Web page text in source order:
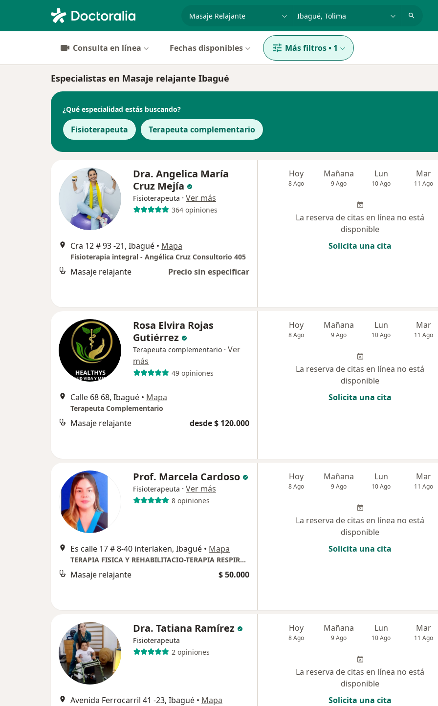
especialidad, enfermedad o nombre
p. ej. Bogotá
Consulta en línea Fechas disponibles Más filtros• 1
Especialistas en Masaje relajante Ibagué
¿Qué especialidad estás buscando?
Fisioterapeuta Terapeuta complementario
Dra. Angelica María
Cruz Mejía
Fisioterapeuta · Ver más
364 opiniones
Cra 12 # 93 -21, Ibagué • Mapa
Fisioterapia integral - Angélica Cruz Consultorio 405
Masaje relajante Precio sin especificar
Hoy
8 Ago
Mañana
9 Ago
Lun
10 Ago
Mar
11 Ago
La reserva de citas en línea no está
disponible
Solicita una cita
Rosa Elvira Rojas
Gutiérrez
Terapeuta complementario · Ver
más
49 opiniones
Calle 68 68, Ibagué • Mapa
Terapeuta Complementario
Masaje relajante desde $ 120.000
Hoy
8 Ago
Mañana
9 Ago
Lun
10 Ago
Mar
11 Ago
La reserva de citas en línea no está
disponible
Solicita una cita
Prof. Marcela Cardoso
Fisioterapeuta · Ver más
8 opiniones
Es calle 17 # 8-40 interlaken, Ibagué • Mapa
TERAPIA FISICA Y REHABILITACIO-TERAPIA RESPIRATORIA
Masaje relajante $ 50.000
Hoy
8 Ago
Mañana
9 Ago
Lun
10 Ago
Mar
11 Ago
La reserva de citas en línea no está
disponible
Solicita una cita
Dra. Tatiana Ramírez
Fisioterapeuta
2 opiniones
Avenida Ferrocarril 41 -23, Ibagué • Mapa
Hoy
8 Ago
Mañana
9 Ago
Lun
10 Ago
Mar
11 Ago
La reserva de citas en línea no está
disponible
Solicita una cita